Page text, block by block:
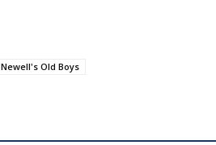
Newell's Old Boys